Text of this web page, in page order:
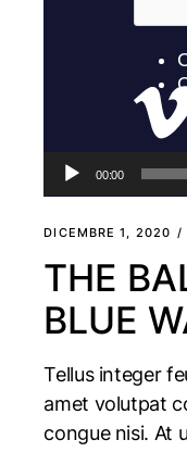
00:00
DICEMBRE 1, 2020
THE
BLUE
Tellus integer
amet volutpat
congue nisi. At